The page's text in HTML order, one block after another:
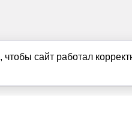
сайт работал